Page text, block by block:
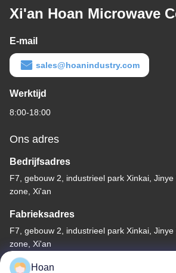
Xi'an Hoan Microwave
E-mail
sales@hoanindustry.com
Werktijd
8:00-18:00
Ons adres
Bedrijfsadres
F7, gebouw 2, industrieel park Xinkai,
zone, Xi'an
Fabrieksadres
F7, gebouw 2, industrieel park Xinkai,
zone, Xi'an
Telefoon
Hoan